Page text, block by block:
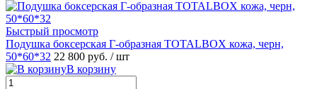
Быстрый просмотр
Подушка боксерская Г-образная TOTALBOX кожа, черн,
50*60*32 22 800 руб. / шт
В корзину